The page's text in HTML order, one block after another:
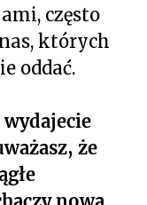
często
których
oddać.
że